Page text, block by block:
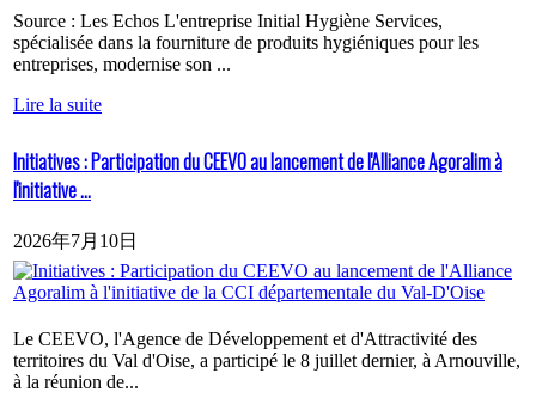
Source : Les Echos L'entreprise Initial Hygiène Services,
spécialisée dans la fourniture de produits hygiéniques pour les
entreprises, modernise son ...
Lire la suite
Initiatives : Participation du CEEVO au lancement de l'Alliance Agoralim à
l'initiative ...
2026年7月10日
Le CEEVO, l'Agence de Développement et d'Attractivité des
territoires du Val d'Oise, a participé le 8 juillet dernier, à Arnouville,
à la réunion de...